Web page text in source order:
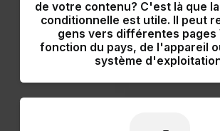
de votre contenu? C'est là que
conditionnelle est utile. Il peut
gens vers différentes pages
fonction du pays, de l'appareil
système